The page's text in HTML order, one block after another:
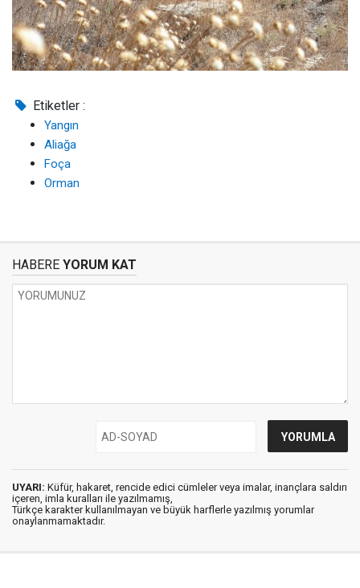
Etiketler :
Yangın
Aliağa
Foça
Orman
HABERE YORUM KAT
UYARI: Küfür, hakaret, rencide edici cümleler veya imalar, inançlara saldırı
içeren, imla kuralları ile yazılmamış,
Türkçe karakter kullanılmayan ve büyük harflerle yazılmış yorumlar
onaylanmamaktadır.